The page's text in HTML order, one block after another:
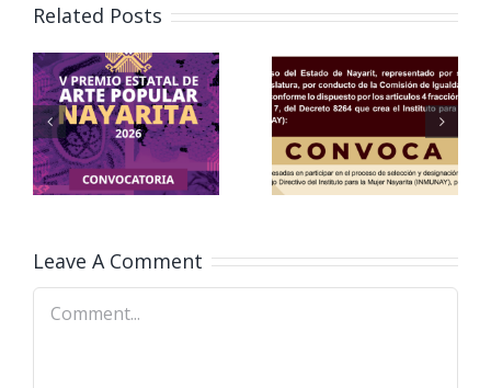
Related Posts
Foro de
Participasion
de
Personas
Discapacidad
Aviso
Leave A Comment
Comment